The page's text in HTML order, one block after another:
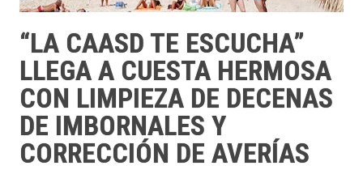
“LA CAASD TE ESCUCHA”
LLEGA A CUESTA HERMOSA
CON LIMPIEZA DE DECENAS
DE IMBORNALES Y
CORRECCIÓN DE AVERÍAS